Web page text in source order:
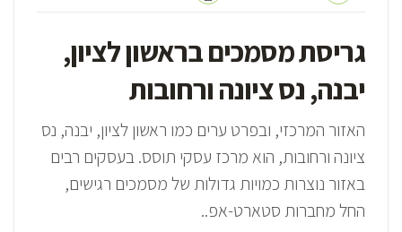
גריסת מסמכים בראשון לציון,
יבנה, נס ציונה ורחובות
האזור המרכזי, ובפרט ערים כמו ראשון לציון, יבנה, נס
ציונה ורחובות, הוא מרכז עסקי תוסס. בעסקים רבים
באזור נוצרות כמויות גדולות של מסמכים רגישים,
החל מחברות סטארט-אפ..